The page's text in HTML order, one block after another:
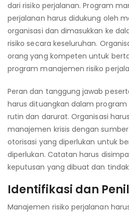
dari risiko perjalanan. Program
perjalanan harus didukung oleh
organisasi dan dimasukkan ke
risiko secara keseluruhan.
orang yang kompeten untuk
program manajemen risiko
Peran dan tanggung jawab
harus dituangkan dalam
rutin dan darurat. Organisasi
manajemen krisis dengan
otorisasi yang diperlukan untuk
diperlukan. Catatan harus
keputusan yang dibuat dan
Identifikasi dan
Manajemen risiko perjalanan